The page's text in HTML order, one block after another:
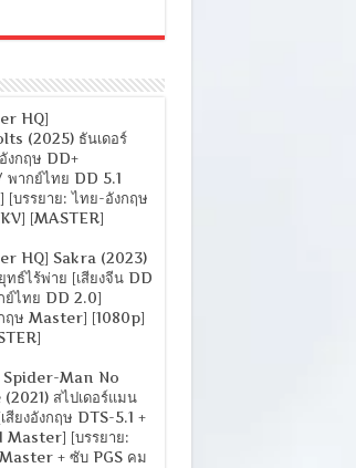
HQ]
(2025) ธันเดอร์
งกฤษ DD+
ากย์ไทย DD 5.1
บรรยาย: ไทย-อังกฤษ
[MASTER]
HQ] Sakra (2023)
ทธ์ไร้พ่าย [เสียงจีน DD
ย์ไทย DD 2.0]
ฤษ Master] [1080p]
Spider-Man No
สไปเดอร์แมน
สียงอังกฤษ DTS-5.1 +
Master] [บรรยาย:
+ ซับ PGS คม